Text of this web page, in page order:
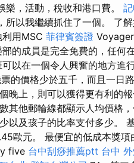
，活動，稅收和港口費。
所以我繼續抓住了一個。 了
用MSC 菲律賓簽證
的成員是完全免費的，任何
以在一個令人興奮的地方進
票的價格少於五千，而且一日
晚上，則可以獲得更有利的
其他郵輪線都顯示人均價格
以及孩子的比率支付多少。
歐元。 最便宜的低成本獎
five 台中刮痧推薦ptt 台中